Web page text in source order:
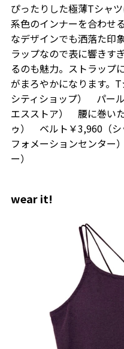
ぴったりした極薄Tシャ
系色のインナーを合わせ
なデザインでも洒落た印
ラップなので表に響きす
るのも魅力。ストラップ
がまろやかになります。
シティショップ） パー
エスストア） 腰に巻い
ゥ） ベルト￥3,960（シ
フォメーションセンタ
ー）
wear it!